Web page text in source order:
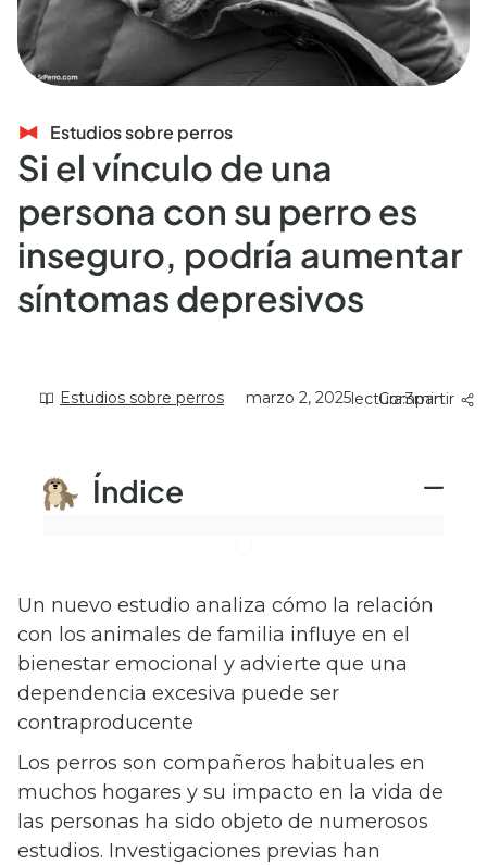
Estudios sobre perros
Si el vínculo de una
persona con su perro es
inseguro, podría aumentar
síntomas depresivos
Estudios sobre perros marzo 2, 2025 lectura:3
Compartir
Índice
Un nuevo estudio analiza cómo la relación
con los animales de familia influye en el
bienestar emocional y advierte que una
dependencia excesiva puede ser
contraproducente
Los perros son compañeros habituales en
muchos hogares y su impacto en la vida de
las personas ha sido objeto de numerosos
estudios. Investigaciones previas han